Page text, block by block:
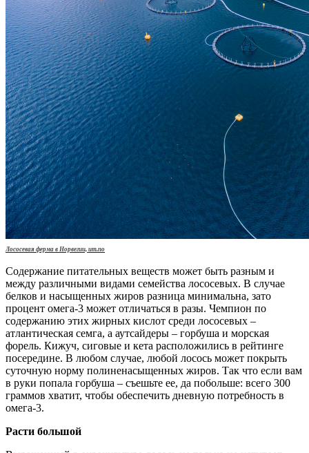
Лососевая ферма в Норвегии, um.no
Содержание питательных веществ может быть разным и
между различными видами семейства лососевых. В случае
белков и насыщенных жиров разница минимальна, зато
процент омега-3 может отличаться в разы. Чемпион по
содержанию этих жирных кислот среди лососевых –
атлантическая семга, а аутсайдеры – горбуша и морская
форель. Кижуч, сиговые и кета расположились в рейтинге
посередине. В любом случае, любой лосось может покрыть
суточную норму полиненасыщенных жиров. Так что если вам
в руки попала горбуша – съешьте ее, да побольше: всего 300
граммов хватит, чтобы обеспечить дневную потребность в
омега-3.
Расти большой